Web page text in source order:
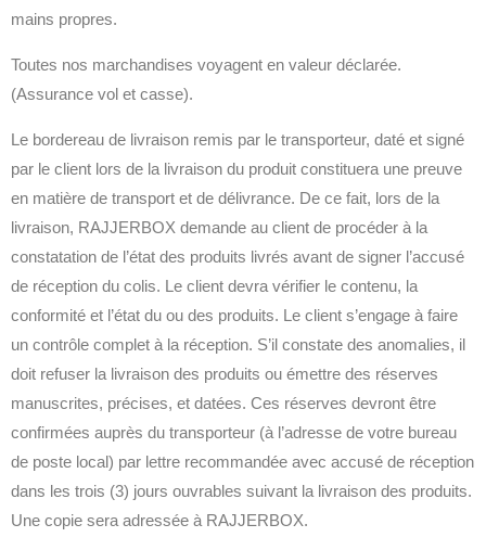
mains propres.
Toutes nos marchandises voyagent en valeur déclarée.
(Assurance vol et casse).
Le bordereau de livraison remis par le transporteur, daté et signé
par le client lors de la livraison du produit constituera une preuve
en matière de transport et de délivrance. De ce fait, lors de la
livraison, RAJJERBOX demande au client de procéder à la
constatation de l’état des produits livrés avant de signer l’accusé
de réception du colis. Le client devra vérifier le contenu, la
conformité et l’état du ou des produits. Le client s’engage à faire
un contrôle complet à la réception. S’il constate des anomalies, il
doit refuser la livraison des produits ou émettre des réserves
manuscrites, précises, et datées. Ces réserves devront être
confirmées auprès du transporteur (à l’adresse de votre bureau
de poste local) par lettre recommandée avec accusé de réception
dans les trois (3) jours ouvrables suivant la livraison des produits.
Une copie sera adressée à RAJJERBOX.